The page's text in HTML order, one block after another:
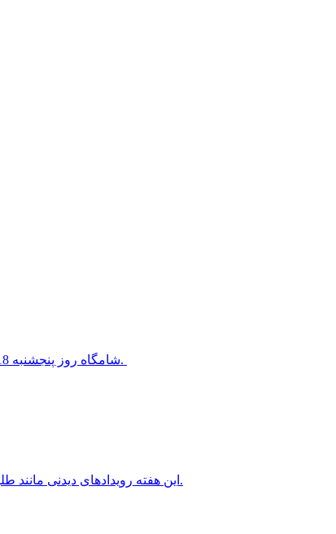
شامگاه روز پنجشنبه 18 تیر 1405 سیاره ناهید در کنار ستاره معروف قلب شیر قرار خواهد گرفت.
این هفته رویدادهای دیدنی مانند طلوع و غروب ماه کامل، سیاره های شامگاهی و صبحگاهی را خواهیم داشت.